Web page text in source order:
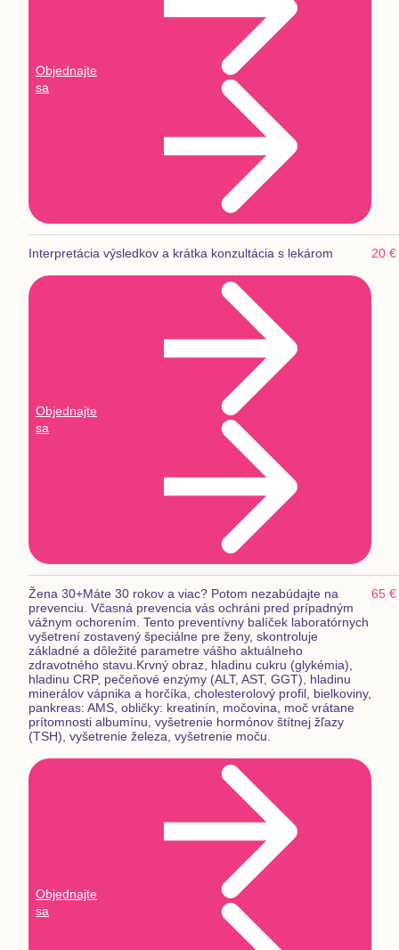
Objednajte
sa
Interpretácia výsledkov a krátka konzultácia s lekárom
Objednajte
sa
20 €
Žena 30+Máte 30 rokov a viac? Potom nezabúdajte na
prevenciu. Včasná prevencia vás ochráni pred prípadným
vážnym ochorením. Tento preventívny balíček laboratórnych
vyšetrení zostavený špeciálne pre ženy, skontroluje
základné a dôležité parametre vášho aktuálneho
zdravotného stavu. Krvný obraz, hladinu cukru (glykémia),
hladinu CRP, pečeňové enzýmy (ALT, AST, GGT), hladinu
minerálov vápnika a horčíka, cholesterolový profil, bielkoviny,
pankreas: AMS, obličky: kreatinín, močovina, moč vrátane
prítomnosti albumínu, vyšetrenie hormónov štítnej žľazy
(TSH), vyšetrenie železa, vyšetrenie moču.
Objednajte
sa
65 €